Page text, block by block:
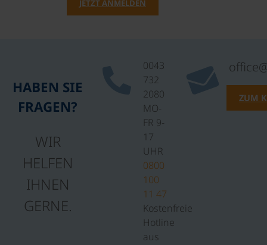
JETZT ANMELDEN
HABEN SIE
FRAGEN?
WIR
HELFEN
IHNEN
GERNE.
0043
732
2080
MO-
FR 9-
17
UHR
0800
100
11 47
Kostenfreie
Hotline
aus
ZUM